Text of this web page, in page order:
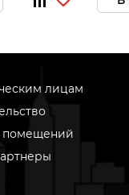
лицам
помещений